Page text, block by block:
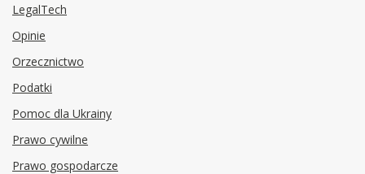
LegalTech
Opinie
Orzecznictwo
Podatki
Pomoc dla Ukrainy
Prawo cywilne
Prawo gospodarcze